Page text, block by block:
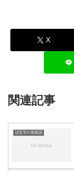
X
関連記事
12文字の英単語